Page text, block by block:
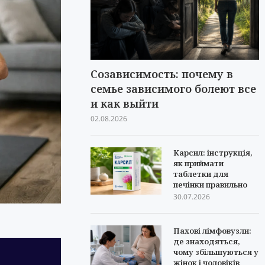
Созависимость: почему в
семье зависимого болеют все
и как выйти
02.08.2026
Карсил: інструкція,
як приймати
таблетки для
печінки правильно
30.07.2026
Пахові лімфовузли:
де знаходяться,
чому збільшуються у
жінок і чоловіків